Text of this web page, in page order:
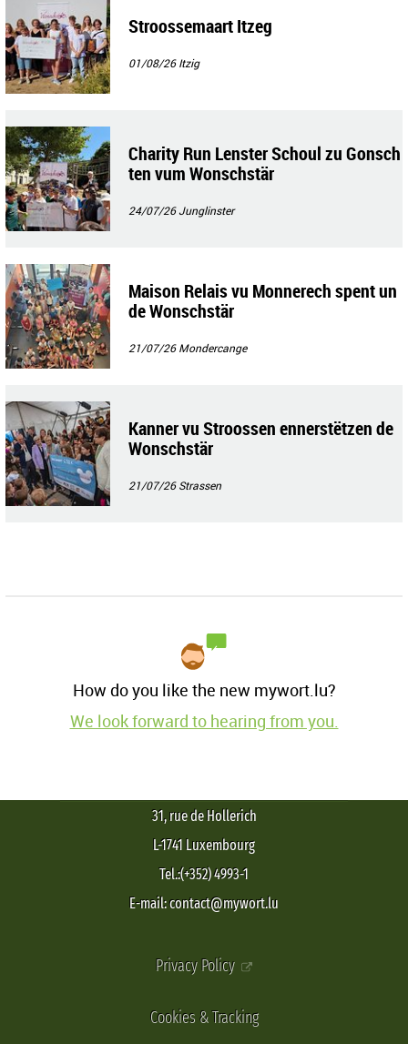
Stroossemaart Itzeg
01/08/26Itzig
Charity Run Lenster Schoul zu Gonsch
ten vum Wonschstär
24/07/26Junglinster
Maison Relais vu Monnerech spent un
de Wonschstär
21/07/26Mondercange
Kanner vu Stroossen ennerstëtzen de
Wonschstär
21/07/26Strassen
How do you like the new mywort.lu?
We look forward to hearing from you.
31, rue de Hollerich
L-1741 Luxembourg
Tel.:(+352) 4993-1
E-mail: contact@mywort.lu
Privacy Policy
Cookies & Tracking